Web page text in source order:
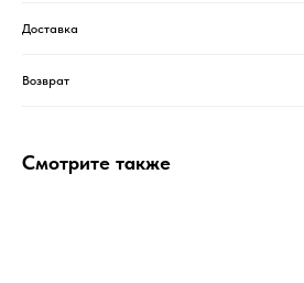
Доставка
Возврат
Смотрите также